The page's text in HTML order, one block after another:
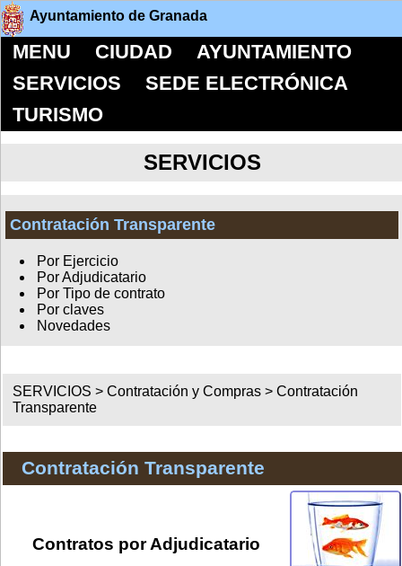
Ayuntamiento de Granada
MENU CIUDAD
AYUNTAMIENTO
SERVICIOS
SEDE ELECTRÓNICA
TURISMO
SERVICIOS
Contratación Transparente
Por Ejercicio
Por Adjudicatario
Por Tipo de contrato
Por claves
Novedades
SERVICIOS >Contratación y Compras >Contratación
Transparente
Contratación Transparente
Contratos por Adjudicatario